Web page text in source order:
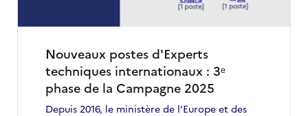
manquer
avril
2025
Nouveaux postes d'Experts
techniques internationaux : 3ᵉ
phase de la Campagne 2025
Depuis 2016, le ministère de l’Europe et des